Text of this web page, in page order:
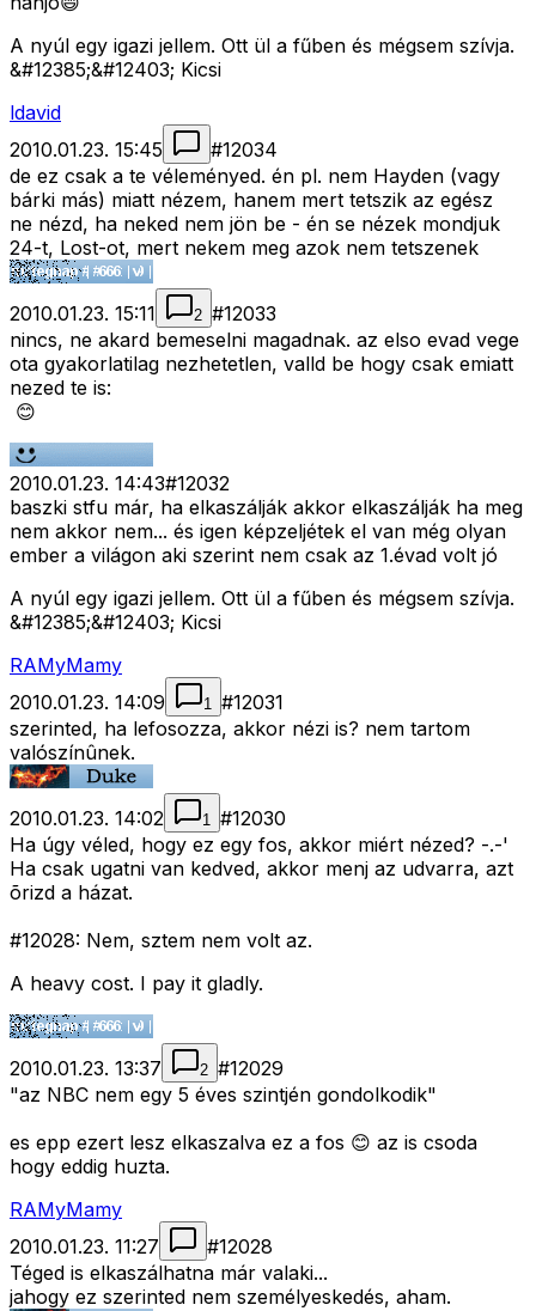
A nyúl egy igazi jellem. Ott ül a fűben és mégsem szívja.
&#12385;&#12403; Kicsi
ldavid
2010.01.23. 15:45
#12034
de ez csak a te véleményed. én pl. nem Hayden (vagy
bárki más) miatt nézem, hanem mert tetszik az egész
ne nézd, ha neked nem jön be - én se nézek mondjuk
24-t, Lost-ot, mert nekem meg azok nem tetszenek
2010.01.23. 15:11 2 #12033
nincs, ne akard bemeselni magadnak. az elso evad vege
ota gyakorlatilag nezhetetlen, valld be hogy csak emiatt
nezed te is:
😊
2010.01.23. 14:43#12032
baszki stfu már, ha elkaszálják akkor elkaszálják ha meg
nem akkor nem... és igen képzeljétek el van még olyan
ember a világon aki szerint nem csak az 1.évad volt jó
A nyúl egy igazi jellem. Ott ül a fűben és mégsem szívja.
&#12385;&#12403; Kicsi
RAMyMamy
2010.01.23. 14:09
1 #12031
szerinted, ha lefosozza, akkor nézi is? nem tartom
valószínûnek.
2010.01.23. 14:02 1 #12030
Ha úgy véled, hogy ez egy fos, akkor miért nézed? -.-'
Ha csak ugatni van kedved, akkor menj az udvarra, azt
õrizd a házat.
#12028: Nem, sztem nem volt az.
A heavy cost. I pay it gladly.
2010.01.23. 13:37 2 #12029
"az NBC nem egy 5 éves szintjén gondolkodik"
es epp ezert lesz elkaszalva ez a fos 😊 az is csoda
hogy eddig huzta.
RAMyMamy
2010.01.23. 11:27
#12028
Téged is elkaszálhatna már valaki...
jahogy ez szerinted nem személyeskedés, aham.